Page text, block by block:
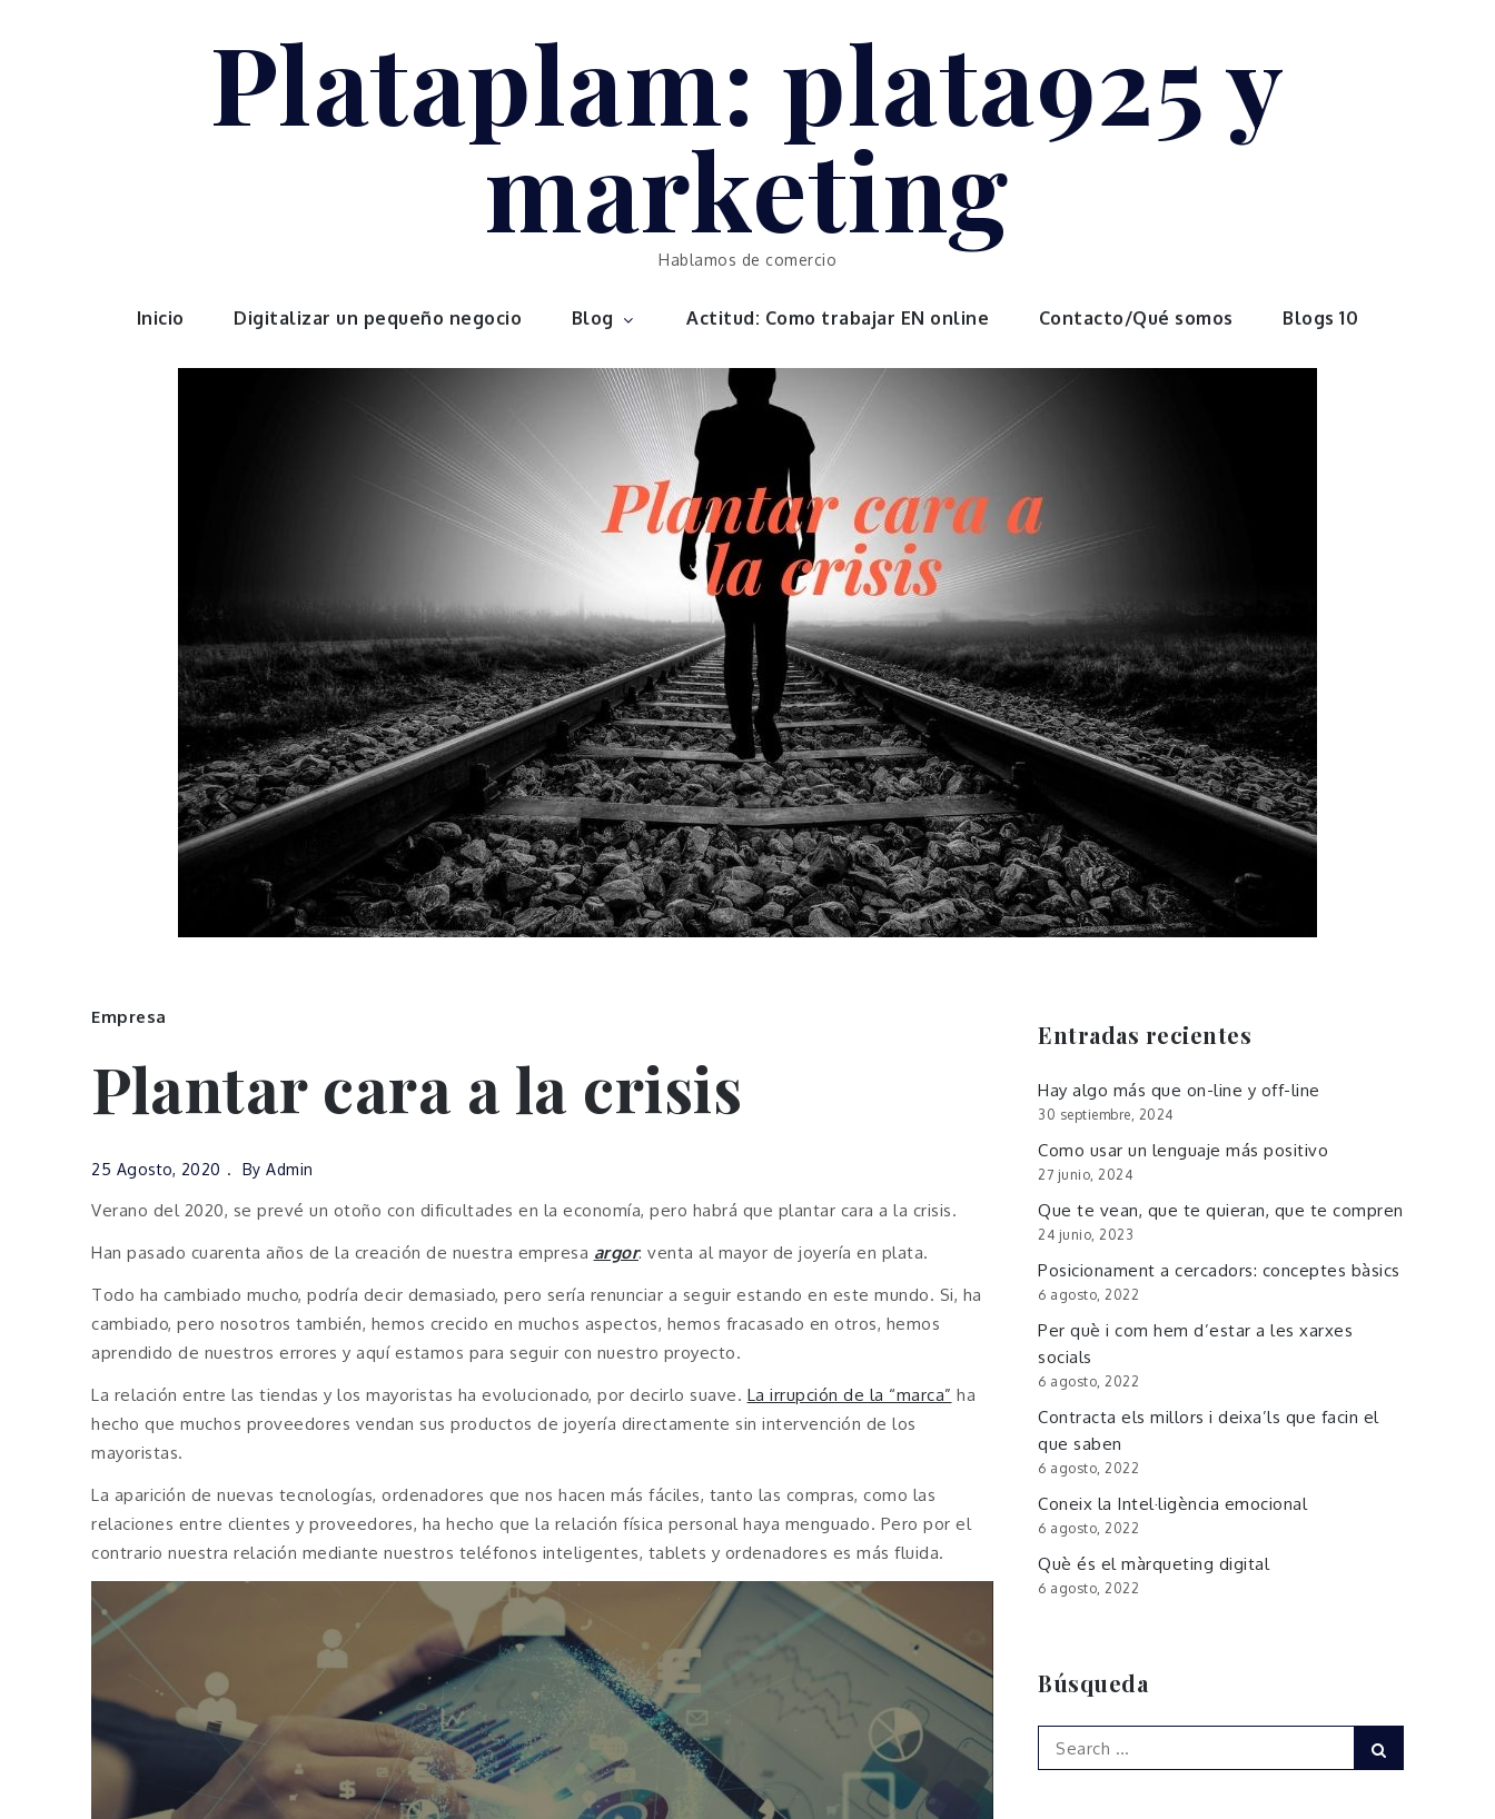
Plataplam: plata925 y
marketing
Hablamos de comercio
Inicio Digitalizar un pequeño negocio Blog Actitud: Como trabajar EN online Contacto/Qué somos Blogs 10
Empresa
Plantar cara a la crisis
25 Agosto, 2020 By Admin
Verano del 2020, se prevé un otoño con dificultades en la economía, pero habrá que plantar cara a la crisis.
Han pasado cuarenta años de la creación de nuestra empresa argor: venta al mayor de joyería en plata.
Todo ha cambiado mucho, podría decir demasiado, pero sería renunciar a seguir estando en este mundo. Si, ha
cambiado, pero nosotros también, hemos crecido en muchos aspectos, hemos fracasado en otros, hemos
aprendido de nuestros errores y aquí estamos para seguir con nuestro proyecto.
La relación entre las tiendas y los mayoristas ha evolucionado, por decirlo suave. La irrupción de la “marca” ha
hecho que muchos proveedores vendan sus productos de joyería directamente sin intervención de los
mayoristas.
La aparición de nuevas tecnologías, ordenadores que nos hacen más fáciles, tanto las compras, como las
relaciones entre clientes y proveedores, ha hecho que la relación física personal haya menguado. Pero por el
contrario nuestra relación mediante nuestros teléfonos inteligentes, tablets y ordenadores es más fluida.
Entradas recientes
Hay algo más que on-line y off-line
30 septiembre, 2024
Como usar un lenguaje más positivo
27 junio, 2024
Que te vean, que te quieran, que te compren
24 junio, 2023
Posicionament a cercadors: conceptes bàsics
6 agosto, 2022
Per què i com hem d’estar a les xarxes
socials
6 agosto, 2022
Contracta els millors i deixa’ls que facin el
que saben
6 agosto, 2022
Coneix la Intel·ligència emocional
6 agosto, 2022
Què és el màrqueting digital
6 agosto, 2022
Búsqueda
Search
for: